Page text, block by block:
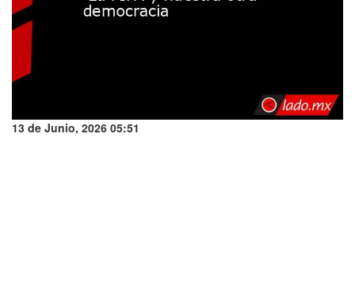
13 de Junio, 2026 05:51